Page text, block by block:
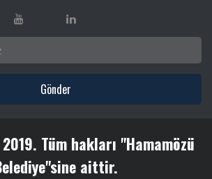
Gönder
Tüm hakları "Hamamözü
aittir.